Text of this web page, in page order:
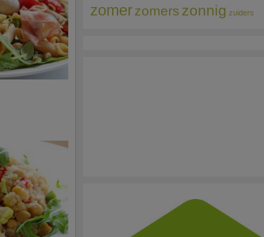
zomerzomers zonnig zuiders